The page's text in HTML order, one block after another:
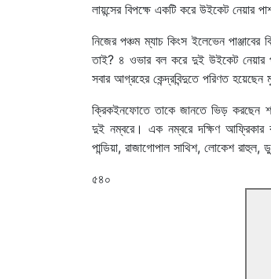
লায়ন্সের বিপক্ষে একটি করে উইকেট নেয়ার
নিজের পঞ্চম ম্যাচ কিংস ইলেভেন
তাই? ৪ ওভার বল করে দুই উইকেট নেয়ার
সবার আগ্রহের কেন্দ্রবিন্দুতে পরিণত
ক্রিকইনফোতে তাকে জানতে ভিড় করছেন
দুই নম্বরে। এক নম্বরে দক্ষিণ আফ্রিকার
পান্ডিয়া, রাজাগোপাল সাথিশ, লোকেশ রাহুল,
৫৪০